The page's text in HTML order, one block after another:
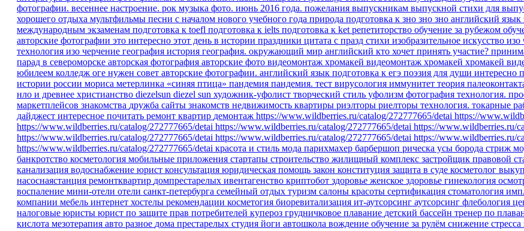
фотографии. весеннее настроение. рок музыка фото. июнь 2016 года. пожелания выпускникам выпускной стихи для
хорошего отдыха мультфильмы песни с началом нового учебного года природа подготовка к зно зно зно английский язык
международным экзаменам подготовка к toefl подготовка к ielts подготовка к ket репетиторство обучение за рубежом
авторские фотографии это интересно этот день в истории праздники цитата с празд стихи изобразительное искусство изо
технология изо черчение география история география. окружающий мир английский кто хочет принять участие?
парад в североморске авторская фотография авторские фото видеомонтаж хромакей видеомонтаж хромакей хромакей
юбилеем колледж оге нужен совет авторские фотографии. английский язык подготовка к егэ поэзия для души интересно
истории россии мориса метерлинка «синяя птица» пандемия пандемия. тест вирусология иммунитет теория
нло и древнее христианство diezelsun diezel sun художник-уфолист творческий стиль уфолизм фотография технология.
маркетплейсов знакомства дружба сайты знакомств недвижимость квартиры риэлторы риелторы технология. токарные
дайджест интересное почитать ремонт квартир демонтаж https://www.wildberries.ru/catalog/272777665/detai https://
https://www.wildberries.ru/catalog/272777665/detai https://www.wildberries.ru/catalog/272777665/detai https://www.wildberries.ru/
https://www.wildberries.ru/catalog/272777665/detai https://www.wildberries.ru/catalog/272777665/detai https://www.wildberries.ru/
https://www.wildberries.ru/catalog/272777665/detai красота и стиль мода парихмахер барбершоп рическа усы борода стриж
банкротство косметология мобильные приложения стартапы строительство жилищный комплекс застройщик правовой
канализация водоснабжение юрист консультация юридическая помощь закон конституция защита в суде косметолог
насоснаястанция ремонтквартир домпрестарелых ивентагенство криптобот здоровье женское здоровье гинекология
воспаление мини-отели отели санкт-петербурга семейный отдых туризм салоны красоты сертификация стоматология
компании мебель интернет хостелы рекомендации косметогия биоревитализация ит-аутсорсинг аутсорсинг флебология
налоговые юристы юрист по защите прав потребителей купероз грудничковое плавание детский бассейн тренер по
кислота мезотерапия авто разное дома престарелых студия йоги автошкола вождение обучение за рулём снижение стресса